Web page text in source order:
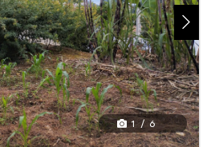
1 / 6